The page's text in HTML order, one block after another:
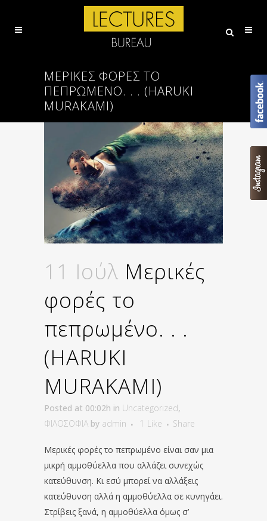
ΜΕΡΙΚΈΣ ΦΟΡΈΣ ΤΟ
ΠΕΠΡΩΜΈΝΟ. . . (HARUKI
MURAKAMI)
11 Ιούλ Μερικές
φορές το
πεπρωμένο. . .
(HARUKI
MURAKAMI)
Posted at 00:02h in Uncategorized,
ΦΙΛΟΣΟΦΙΑ by admin 1 Like Share
Μερικές φορές το πεπρωμένο είναι σαν μια
μικρή αμμοθύελλα που αλλάζει συνεχώς
κατεύθυνση. Κι εσύ μπορεί να αλλάξεις
κατεύθυνση αλλά η αμμοθύελλα σε κυνηγάει.
Στρίβεις ξανά, η αμμοθύελλα όμως σ’